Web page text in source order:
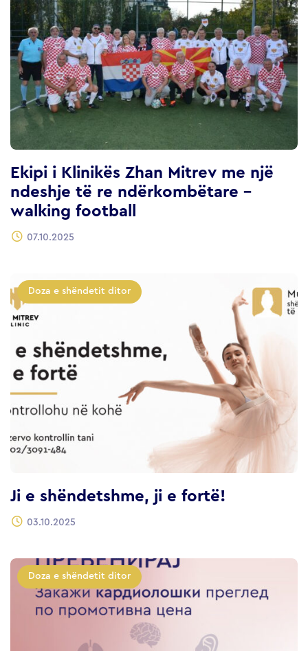
Ekipi i Klinikës Zhan Mitrev me një
ndeshje të re ndërkombëtare –
walking football
07.10.2025
Doza e shëndetit ditor
Ji e shëndetshme, ji e fortë!
03.10.2025
Doza e shëndetit ditor